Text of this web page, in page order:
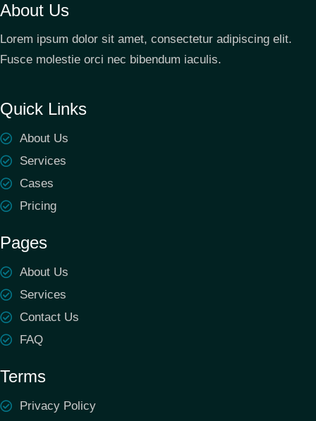
About Us
Lorem ipsum dolor sit amet, consectetur adipiscing elit.
Fusce molestie orci nec bibendum iaculis.
Quick Links
About Us
Services
Cases
Pricing
Pages
About Us
Services
Contact Us
FAQ
Terms
Privacy Policy